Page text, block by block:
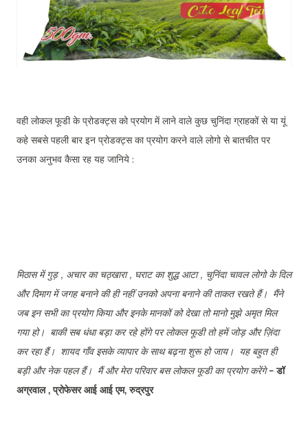
वही लोकल फूडी के प्रोडक्ट्स को प्रयोग में लाने वाले कुछ चुनिंदा ग्राहकों से या यूं
कहे सबसे पहली बार इन प्रोडक्ट्स का प्रयोग करने वाले लोगो से बातचीत पर
उनका अनुभव कैसा रह यह जानिये :
मिठास में गुड़ , अचार का चठ्खारा , घराट का शुद्ध आटा , चुनिंदा चावल लोगो के दिल
और दिमाग में जगह बनाने की ही नहीं उनको अपना बनाने की ताकत रखते हैं। मैंने
जब इन सभी का प्रयोग किया और इनके मानकों को देखा तो मानो मुझे अमृत मिल
गया हो। बाकी सब धंधा बड़ा कर रहे होंगे पर लोकल फूडी तो हमें जोड़ और ज़िंदा
कर रहा हैं। शायद गाँव इसके व्यापार के साथ बढ़ना शुरू हो जाय। यह बहुत ही
बड़ी और नेक पहल हैं। मैं और मेरा परिवार बस लोकल फूडी का प्रयोग करेंगे- डॉ
अग्रवाल , प्रोफेसर आई आई एम, रुद्रपुर